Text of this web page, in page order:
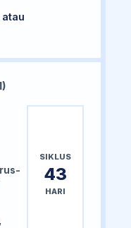
SIKLUS
43
HARI